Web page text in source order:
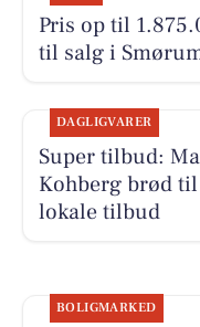
Pris op til
til salg i
DAGLIGVARER
Super tilbud:
Kohberg brød til
lokale tilbud
BOLIGMARKED